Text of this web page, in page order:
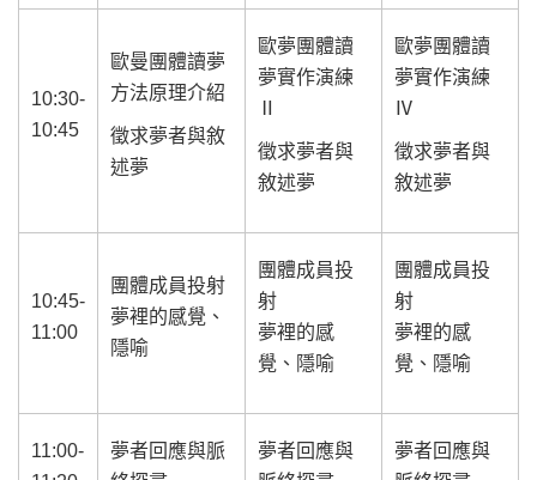
10:30-
10:45
歐曼團體讀夢
方法原理介紹
徵求夢者與敘
述夢
歐夢團體讀
夢實作演練
徵求夢者與
敘述夢
歐夢團體讀
夢實作演練
Ⅳ
徵求夢者與
敘述夢
10:45-
11:00
團體成員投射
夢裡的感覺、
隱喻
團體成員投
射
夢裡的感
覺、隱喻
團體成員投
射
夢裡的感
覺、隱喻
11:00-
夢者回應與脈
夢者回應與
夢者回應與